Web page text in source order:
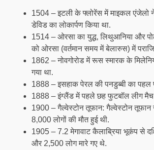
1504 – इटली के फ्लोरेंस में माइकल एंजेलो ने
डेविड का लोकार्पण किया था.
1514 – ओरसा का युद्ध, लिथुआनिया और
को ओरसा (वर्तमान समय में बेलारुस) में
1862 – नोवगोरोड में रूस स्मारक के
गया था.
1888 – इसहाक पेरल की पनडुब्बी का पहल
1888 – इंग्लैंड में पहले छह फुटबॉल लीग
1900 – गैल्वेस्टोन तूफान: गैल्वेस्टोन
8,000 लोगों की मौत हुई थी.
1905 – 7.2 मेगावाट कैलाब्रिया भूकंप से
और 2,500 लोग मारे गए थे.